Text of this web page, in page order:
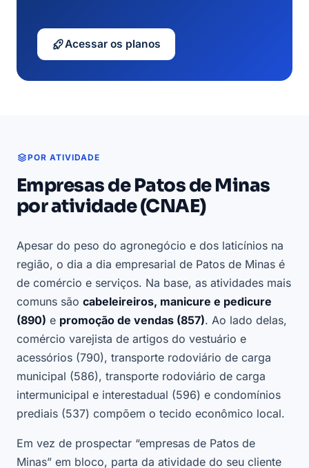
Acessar os planos
POR ATIVIDADE
Empresas de Patos de Minas
por atividade (CNAE)
Apesar do peso do agronegócio e dos laticínios na
região, o dia a dia empresarial de Patos de Minas é
de comércio e serviços. Na base, as atividades mais
comuns são cabeleireiros, manicure e pedicure
(890) e promoção de vendas (857). Ao lado delas,
comércio varejista de artigos do vestuário e
acessórios (790), transporte rodoviário de carga
municipal (586), transporte rodoviário de carga
intermunicipal e interestadual (596) e condomínios
prediais (537) compõem o tecido econômico local.
Em vez de prospectar “empresas de Patos de
Minas” em bloco, parta da atividade do seu cliente